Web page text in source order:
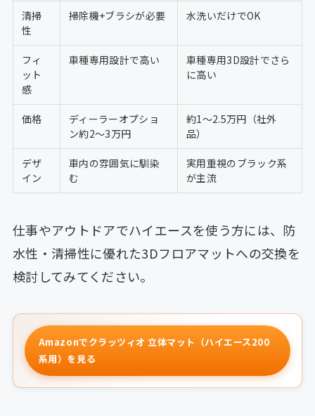
清掃
性
掃除機+ブラシが必要 水洗いだけでOK
フィ
ット
感
車種専用設計で高い
車種専用3D設計でさら
に高い
価格
ディーラーオプショ
ン約2〜3万円
約1〜2.5万円（社外
品）
デザ
イン
車内の雰囲気に馴染
む
実用重視のブラック系
が主流
仕事やアウトドアでハイエースを使う方には、防
水性・清掃性に優れた3Dフロアマットへの交換を
検討してみてください。
Amazonでクラッツィオ 立体マット（ハイエース200
系用）を見る